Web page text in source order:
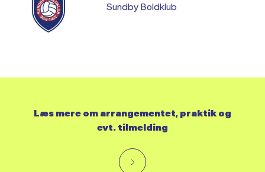
Sundby Boldklub
Læs mere om arrangementet, praktik og
evt. tilmelding